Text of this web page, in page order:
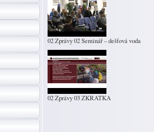
02 Zprávy 02 Seminář – dešťová voda
02 Zprávy 03 ZKRATKA